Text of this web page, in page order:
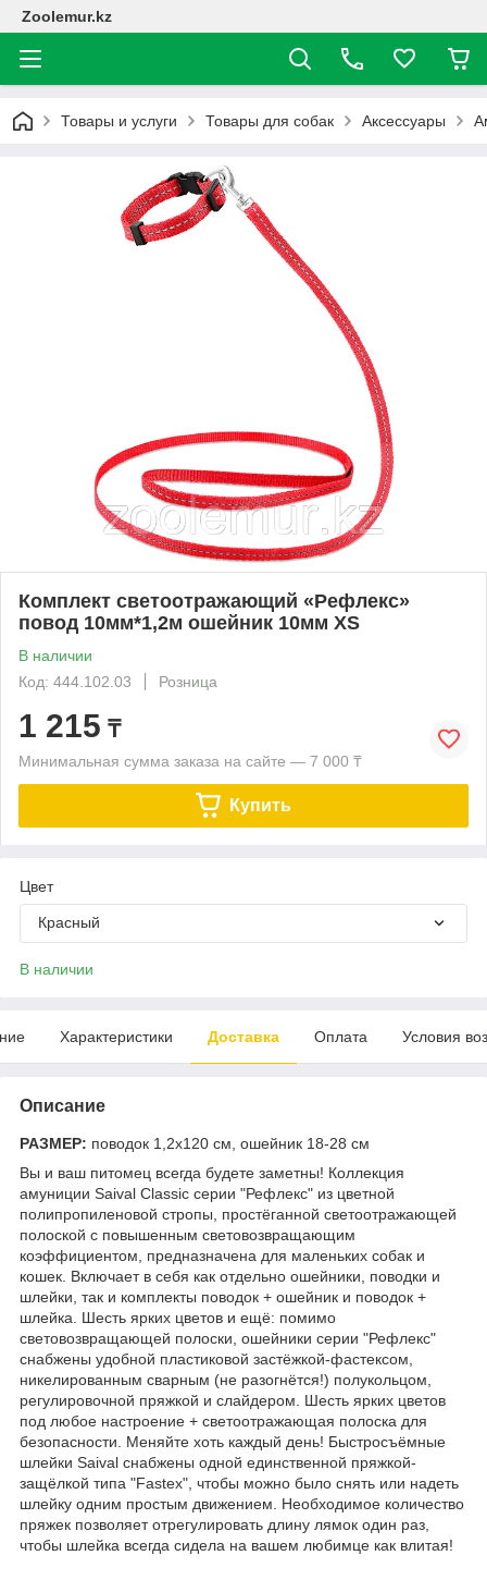
Zoolemur.kz
Товары и услуги Товары для собак Аксессуары
Комплект светоотражающий «Рефлекс»
повод 10мм*1,2м ошейник 10мм XS
В наличии
Код: 444.102.03
Розница
1 215 ₸
Минимальная сумма заказа на сайте — 7 000 ₸
Купить
Цвет
Красный
В наличии
Характеристики Доставка Оплата Условия
Описание
РАЗМЕР: поводок 1,2х120 см, ошейник 18-28 см
Вы и ваш питомец всегда будете заметны! Коллекция
амуниции Saival Classic серии "Рефлекс" из цветной
полипропиленовой стропы, простёганной светоотражающей
полоской с повышенным световозвращающим
коэффициентом, предназначена для маленьких собак и
кошек. Включает в себя как отдельно ошейники, поводки и
шлейки, так и комплекты поводок + ошейник и поводок +
шлейка. Шесть ярких цветов и ещё: помимо
световозвращающей полоски, ошейники серии "Рефлекс"
снабжены удобной пластиковой застёжкой-фастексом,
никелированным сварным (не разогнётся!) полукольцом,
регулировочной пряжкой и слайдером. Шесть ярких цветов
под любое настроение + светоотражающая полоска для
безопасности. Меняйте хоть каждый день! Быстросъёмные
шлейки Saival снабжены одной единственной пряжкой-
защёлкой типа "Fastex", чтобы можно было снять или надеть
шлейку одним простым движением. Необходимое количество
пряжек позволяет отрегулировать длину лямок один раз,
чтобы шлейка всегда сидела на вашем любимце как влитая!